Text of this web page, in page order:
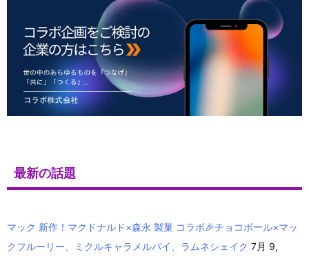
最新の話題
マック 新作！マクドナルド×森永 製菓 コラボ🎉チョコボール×マッ
クフルーリー、ミクルキャラメルパイ、ラムネシェイク 7月 9,